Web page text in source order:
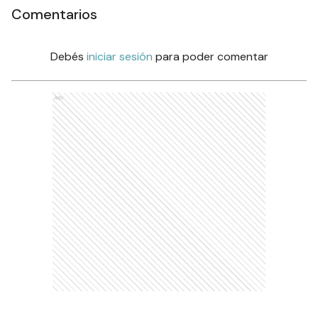
Comentarios
Debés iniciar sesión para poder comentar
Ads